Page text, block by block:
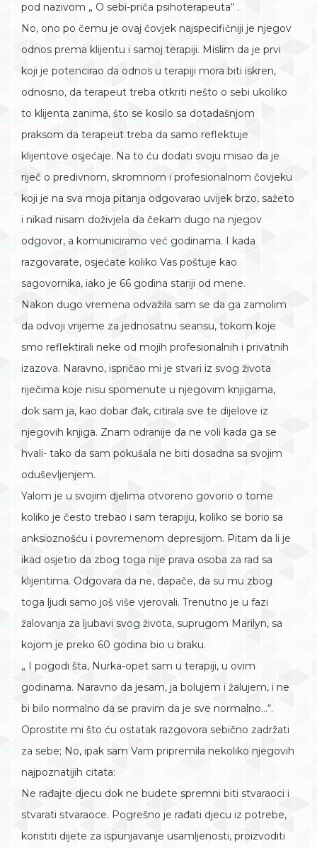
pod nazivom „ O sebi-priča psihoterapeuta“ .
No, ono po čemu je ovaj čovjek najspecifičniji je njegov
odnos prema klijentu i samoj terapiji. Mislim da je prvi
koji je potencirao da odnos u terapiji mora biti iskren,
odnosno, da terapeut treba otkriti nešto o sebi ukoliko
to klijenta zanima, što se kosilo sa dotadašnjom
praksom da terapeut treba da samo reflektuje
klijentove osjećaje. Na to ću dodati svoju misao da je
riječ o predivnom, skromnom i profesionalnom čovjeku
koji je na sva moja pitanja odgovarao uvijek brzo, sažeto
i nikad nisam doživjela da čekam dugo na njegov
odgovor, a komuniciramo već godinama. I kada
razgovarate, osjećate koliko Vas poštuje kao
sagovornika, iako je 66 godina stariji od mene.
Nakon dugo vremena odvažila sam se da ga zamolim
da odvoji vrijeme za jednosatnu seansu, tokom koje
smo reflektirali neke od mojih profesionalnih i privatnih
izazova. Naravno, ispričao mi je stvari iz svog života
riječima koje nisu spomenute u njegovim knjigama,
dok sam ja, kao dobar đak, citirala sve te dijelove iz
njegovih knjiga. Znam odranije da ne voli kada ga se
hvali- tako da sam pokušala ne biti dosadna sa svojim
oduševljenjem.
Yalom je u svojim djelima otvoreno govorio o tome
koliko je često trebao i sam terapiju, koliko se borio sa
anksioznošću i povremenom depresijom. Pitam da li je
ikad osjetio da zbog toga nije prava osoba za rad sa
klijentima. Odgovara da ne, dapače, da su mu zbog
toga ljudi samo još više vjerovali. Trenutno je u fazi
žalovanja za ljubavi svog života, suprugom Marilyn, sa
kojom je preko 60 godina bio u braku.
„ I pogodi šta, Nurka-opet sam u terapiji, u ovim
godinama. Naravno da jesam, ja bolujem i žalujem, i ne
bi bilo normalno da se pravim da je sve normalno…“.
Oprostite mi što ću ostatak razgovora sebično zadržati
za sebe; No, ipak sam Vam pripremila nekoliko njegovih
najpoznatijih citata:
Ne rađajte djecu dok ne budete spremni biti stvaraoci i
stvarati stvaraoce. Pogrešno je rađati djecu iz potrebe,
koristiti dijete za ispunjavanje usamljenosti, proizvoditi